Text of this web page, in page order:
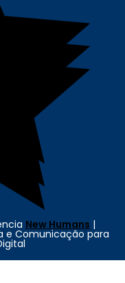
New Humans |
e Comunicação para